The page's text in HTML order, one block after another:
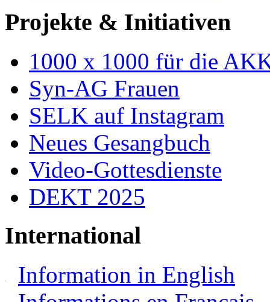
Projekte & Initiativen
1000 x 1000 für die
Syn-AG Frauen
SELK auf Instagram
Neues Gesangbuch
Video-Gottesdienste
DEKT 2025
International
Information in English